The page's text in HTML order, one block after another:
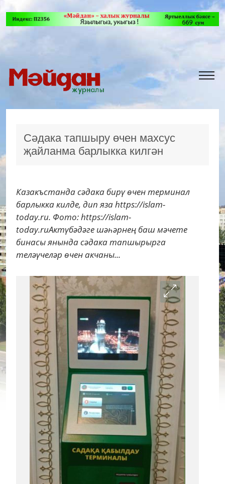
Сәдака тапшыру өчен махсус
җайланма барлыкка килгән
Казакъстанда сәдака бирү өчен терминал
барлыкка килде, дип яза https://islam-
today.ru. Фото: https://islam-
today.ruАктүбәдәге шәһәрнең баш мәчете
бинасы янында сәдака тапшырырга
теләүчеләр өчен акчаны...